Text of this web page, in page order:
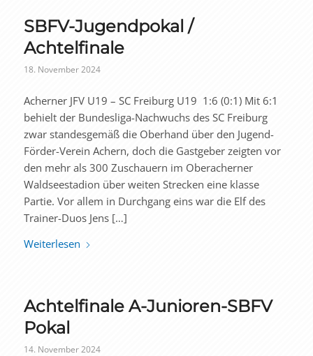
SBFV-Jugendpokal /
Achtelfinale
18. November 2024
Acherner JFV U19 – SC Freiburg U19 1:6 (0:1) Mit 6:1
behielt der Bundesliga-Nachwuchs des SC Freiburg
zwar standesgemäß die Oberhand über den Jugend-
Förder-Verein Achern, doch die Gastgeber zeigten vor
den mehr als 300 Zuschauern im Oberacherner
Waldseestadion über weiten Strecken eine klasse
Partie. Vor allem in Durchgang eins war die Elf des
Trainer-Duos Jens […]
Weiterlesen
Achtelfinale A-Junioren-SBFV
Pokal
14. November 2024